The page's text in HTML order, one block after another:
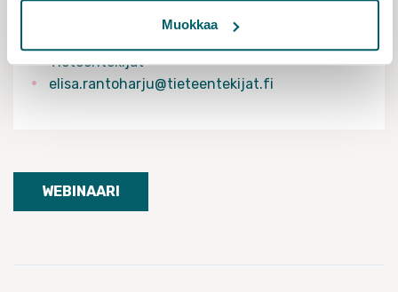
Muokkaa
TAPAHTUMAN JÄRJESTÄÄ
Tieteentekijät
elisa.rantoharju@tieteentekijat.fi
WEBINAARI